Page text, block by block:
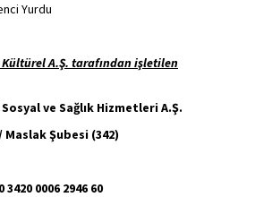
Yurdu
Kültürel A.Ş. tarafından işletilen
ve Sağlık Hizmetleri A.Ş.
Maslak Şubesi (342)
3420 0006 2946 60